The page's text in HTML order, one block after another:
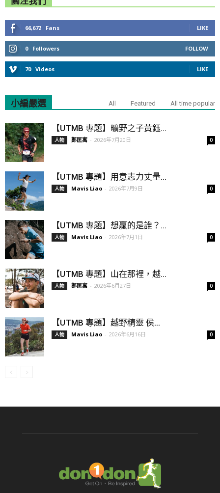
66,672 Fans LIKE
0 Followers FOLLOW
70 Videos LIKE
小編嚴選 All Featured All time popular
【UTMB 專題】曠野之子黃鈺...
人物 鄭匡寓 - 2026年7月20日 0
【UTMB 專題】用意志力丈量...
人物 Mavis Liao - 2026年7月9日 0
【UTMB 專題】想贏的是誰？...
人物 Mavis Liao - 2026年7月1日 0
【UTMB 專題】山在那裡，越...
人物 鄭匡寓 - 2026年6月27日 0
【UTMB 專題】越野精靈 侯...
人物 Mavis Liao - 2026年6月16日 0